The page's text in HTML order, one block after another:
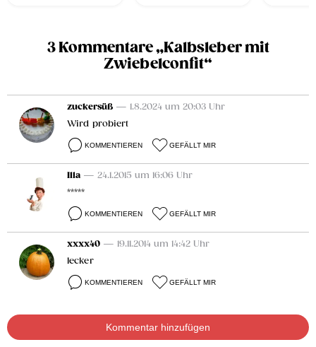
3 Kommentare „Kalbsleber mit
Zwiebelconfit“
zuckersüß — 1.8.2024 um 20:03 Uhr
Wird probiert
KOMMENTIEREN GEFÄLLT MIR
Illa — 24.1.2015 um 16:06 Uhr
*****
KOMMENTIEREN GEFÄLLT MIR
xxxx40 — 19.11.2014 um 14:42 Uhr
lecker
KOMMENTIEREN GEFÄLLT MIR
Kommentar hinzufügen